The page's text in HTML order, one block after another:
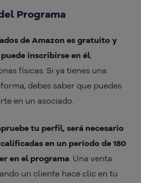
Programa
de Amazon es gratuito y
inscribirse en él,
físicas. Si ya tienes una
debes saber que puedes
en un asociado.
tu perfil, será necesario
en un período de 180
en el programa. Una venta
un cliente hace clic en tu